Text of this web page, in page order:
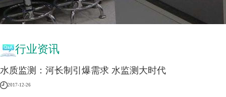
行业资讯
水质监测：河长制引爆需求 水监测大时代
2017-12-26